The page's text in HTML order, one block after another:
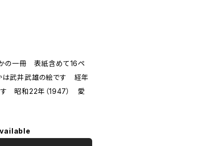
の一冊 表紙含めて16ペ
武井武雄の絵です 経年
昭和22年（1947） 愛